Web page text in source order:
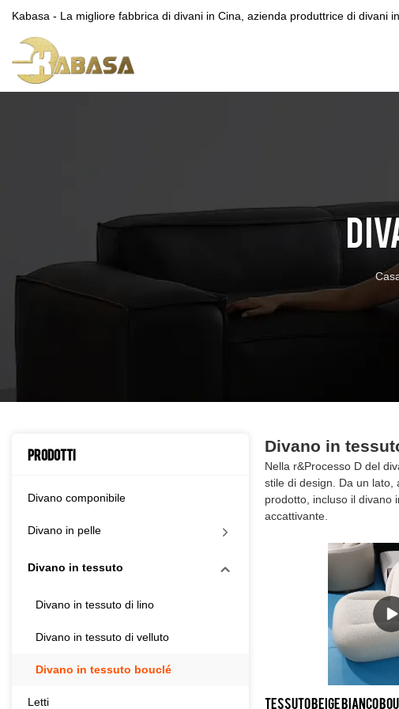
Kabasa - La migliore fabbrica di divani in Cina, azienda produttrice di divani
Prodotti
Divano componibile
Divano in pelle
Divano in tessuto
Divano in tessuto di lino
Divano in tessuto di velluto
Divano in tessuto bouclé
Letti
Divano in
Nella r&Processo D del
stile di design. Da un
prodotto, incluso il divano
accattivante.
Tessuto beige bianco